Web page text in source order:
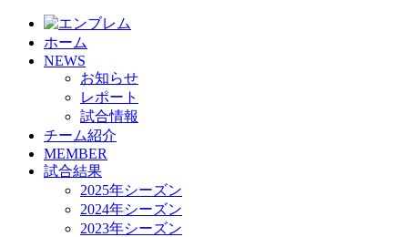
ホーム
NEWS
お知らせ
レポート
試合情報
チーム紹介
MEMBER
試合結果
2025年シーズン
2024年シーズン
2023年シーズン
HOME
チーム紹介
選手・スタッフ紹介